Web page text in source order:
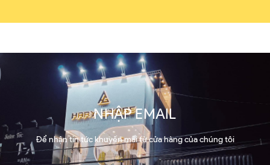
NHẬP EMAIL
Để nhận tin tức khuyến mãi từ cửa hàng của chúng tôi